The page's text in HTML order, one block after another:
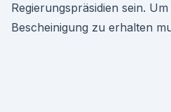
Regierungspräsidien sein.
Bescheinigung zu erhalten